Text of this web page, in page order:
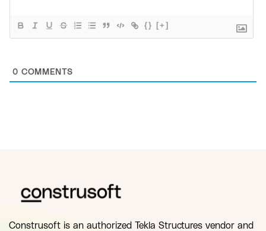
{} [+]
0 COMMENTS
Construsoft is an authorized Tekla Structures vendor and